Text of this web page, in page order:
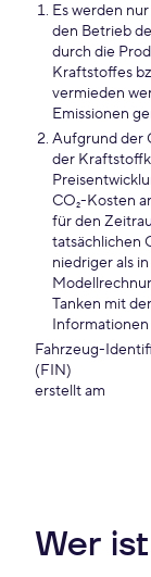
Es werden
den Betrieb
durch die
Kraftstoffes
vermieden
Emissionen
Aufgrund der
der
CO₂-Kosten
für den
tatsächlichen
niedriger als
Tanken mit
Fahrzeug-
(FIN)
erstellt am
Wer